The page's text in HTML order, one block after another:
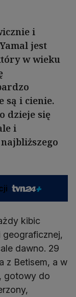
i
jest
w wieku
są i cienie.
dzieje się
i
kibic
geograficznej,
dawno. 29
z Betisem, a w
gotowy do